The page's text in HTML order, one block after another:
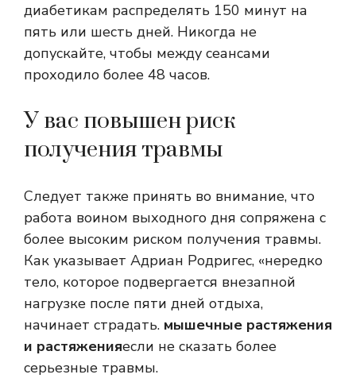
диабетикам распределять 150 минут на
пять или шесть дней. Никогда не
допускайте, чтобы между сеансами
проходило более 48 часов.
У вас повышен риск
получения травмы
Следует также принять во внимание, что
работа воином выходного дня сопряжена с
более высоким риском получения травмы.
Как указывает Адриан Родригес, «нередко
тело, которое подвергается внезапной
нагрузке после пяти дней отдыха,
начинает страдать. мышечные растяжения
и растяженияесли не сказать более
серьезные травмы.